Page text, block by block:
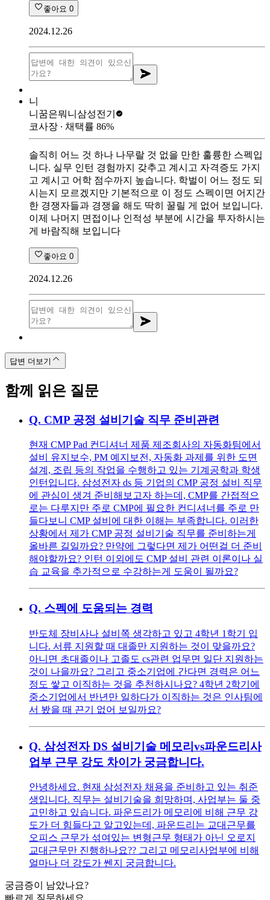
좋아요 0
2024.12.26
니
니꿈은뭐니 삼성전기
코사장 ∙ 채택률 86%
솔직히 어느 것 하나 나무랄 것 없을 만한 훌륭한 스펙입
니다. 실무 인턴 경험까지 갖추고 계시고 자격증도 가지
고 계시고 어학 점수까지 높습니다. 학벌이 어느 정도 되
시는지 모르겠지만 기본적으로 이 정도 스펙이면 어지간
한 경쟁자들과 경쟁을 해도 딱히 꿀릴 게 없어 보입니다.
이제 나머지 면접이나 인적성 부분에 시간을 투자하시는
게 바람직해 보입니다
좋아요 0
2024.12.26
답변 더보기
함께 읽은 질문
Q. CMP 공정 설비기술 직무 준비관련
현재 CMP Pad 컨디셔너 제품 제조회사의 자동화팀에서
설비 유지보수, PM 예지보전, 자동화 과제를 위한 도면
설계, 조립 등의 작업을 수행하고 있는 기계공학과 학생
인턴입니다. 삼성전자 ds 등 기업의 CMP 공정 설비 직무
에 관심이 생겨 준비해보고자 하는데, CMP를 간접적으
로는 다루지만 주로 CMP에 필요한 컨디셔너를 주로 만
들다보니 CMP 설비에 대한 이해는 부족합니다. 이러한
상황에서 제가 CMP 공정 설비기술 직무를 준비하는게
올바른 길일까요? 만약에 그렇다면 제가 어떤걸 더 준비
해야할까요? 인턴 이외에도 CMP 설비 관련 이론이나 실
습 교육을 추가적으로 수강하는게 도움이 될까요?
Q. 스펙에 도움되는 경력
반도체 장비사나 설비쪽 생각하고 있고 4학년 1학기 입
니다. 서류 지원할 때 대졸만 지원하는 것이 맞을까요?
아니면 초대졸이나 고졸도 cs관련 업무면 일단 지원하는
것이 나을까요? 그리고 중소기업에 간다면 경력은 어느
정도 쌓고 이직하는 것을 추천하시나요? 4학년 2학기에
중소기업에서 반년만 일하다가 이직하는 것은 인사팀에
서 봤을 때 끈기 없어 보일까요?
Q. 삼성전자 DS 설비기술 메모리vs파운드리사
업부 근무 강도 차이가 궁금합니다.
안녕하세요. 현재 삼성전자 채용을 준비하고 있는 취준
생입니다. 직무는 설비기술을 희망하며, 사업부는 둘 중
고민하고 있습니다. 파운드리가 메모리에 비해 근무 강
도가 더 힘들다고 알고있는데, 파운드리는 교대근무를
오피스 근무가 섞여있는 변형근무 형태가 아닌 오로지
교대근무만 진행하나요?? 그리고 메모리사업부에 비해
얼마나 더 강도가 쎈지 궁금합니다.
궁금증이 남았나요?